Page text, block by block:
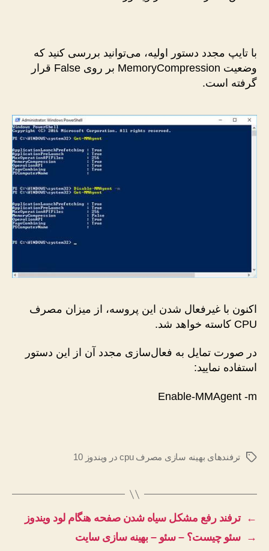
با تایپ مجدد دستور اولیه، می‌توانید بررسی کنید که
وضعیت MemoryCompression بر روی False قرار
گرفته است.
اکنون با غیرفعال شدن این پروسه، از میزان مصرف
CPU کاسته خواهد شد.
در صورت تمایل به فعال‌سازی مجدد آن از این دستور
استفاده نمایید:
Enable-MMAgent -m
برچسب‌هاترفندهای بهینه سازی مصرف cpu در ویندوز 10
←
ترفند رفع مشکل سیاه شدن صفحه هنگام لود ویندوز
→
سئو چیست؟ – سئو – بهینه سازی سایت